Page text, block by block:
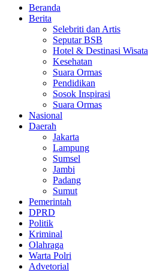
Beranda
Berita
Selebriti dan Artis
Seputar BSB
Hotel & Destinasi Wisata
Kesehatan
Suara Ormas
Pendidikan
Sosok Inspirasi
Suara Ormas
Nasional
Daerah
Jakarta
Lampung
Sumsel
Jambi
Padang
Sumut
Pemerintah
DPRD
Politik
Kriminal
Olahraga
Warta Polri
Advetorial